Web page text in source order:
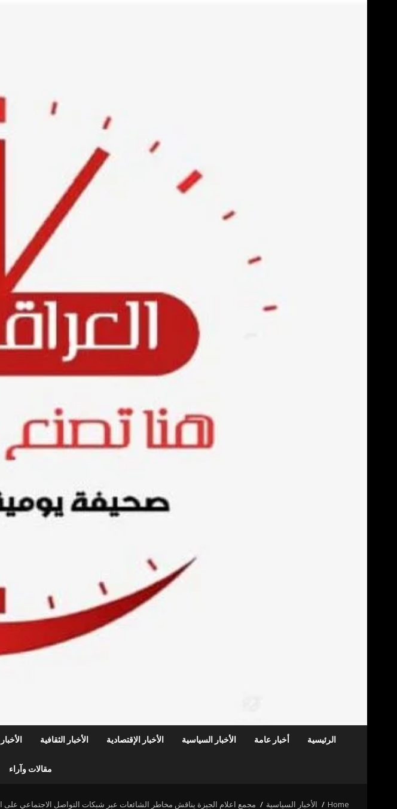
الرئيسية أخبار عامة الأخبار السياسية الأخبار الإقتصادية الأخبار الثقافية
مقالات وآراء
Home الأخبار السياسية مجمع اعلام الجيزة يناقش مخاطر الشائعات عبر شبكات التواصل الاجتماعي على